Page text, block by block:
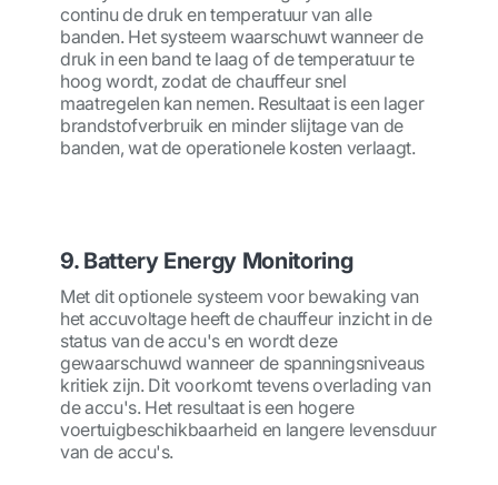
continu de druk en temperatuur van alle
banden. Het systeem waarschuwt wanneer de
druk in een band te laag of de temperatuur te
hoog wordt, zodat de chauffeur snel
maatregelen kan nemen. Resultaat is een lager
brandstofverbruik en minder slijtage van de
banden, wat de operationele kosten verlaagt.
9. Battery Energy Monitoring
Met dit optionele systeem voor bewaking van
het accuvoltage heeft de chauffeur inzicht in de
status van de accu's en wordt deze
gewaarschuwd wanneer de spanningsniveaus
kritiek zijn. Dit voorkomt tevens overlading van
de accu's. Het resultaat is een hogere
voertuigbeschikbaarheid en langere levensduur
van de accu's.